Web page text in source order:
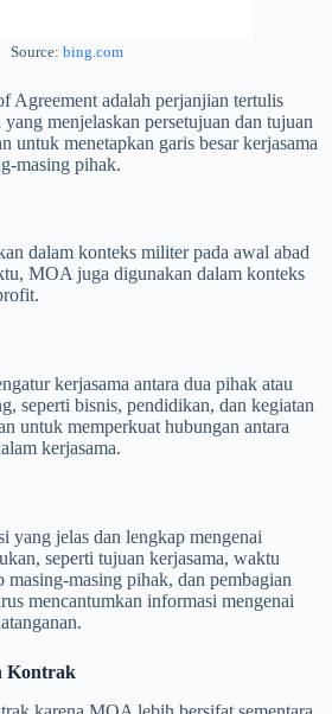
Source: bing.com
Agreement adalah perjanjian tertulis
menjelaskan persetujuan dan tujuan
untuk menetapkan garis besar kerjasama
masing pihak.
dalam konteks militer pada awal abad
MOA juga digunakan dalam konteks
kerjasama antara dua pihak atau
seperti bisnis, pendidikan, dan kegiatan
untuk memperkuat hubungan antara
kerjasama.
yang jelas dan lengkap mengenai
seperti tujuan kerjasama, waktu
masing-masing pihak, dan pembagian
mencantumkan informasi mengenai
Kontrak